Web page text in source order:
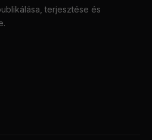
terjesztése és